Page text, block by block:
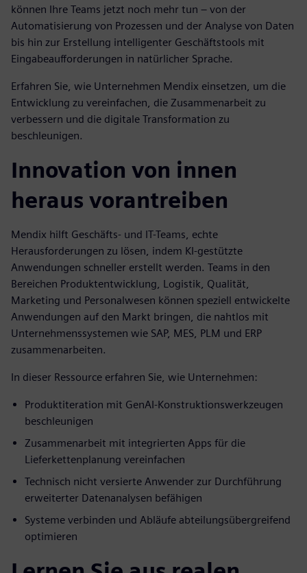
können Ihre Teams jetzt noch mehr tun – von der
Automatisierung von Prozessen und der Analyse von Daten
bis hin zur Erstellung intelligenter Geschäftstools mit
Eingabeaufforderungen in natürlicher Sprache.
Erfahren Sie, wie Unternehmen Mendix einsetzen, um die
Entwicklung zu vereinfachen, die Zusammenarbeit zu
verbessern und die digitale Transformation zu
beschleunigen.
Innovation von innen
heraus vorantreiben
Mendix hilft Geschäfts- und IT-Teams, echte
Herausforderungen zu lösen, indem KI-gestützte
Anwendungen schneller erstellt werden. Teams in den
Bereichen Produktentwicklung, Logistik, Qualität,
Marketing und Personalwesen können speziell entwickelte
Anwendungen auf den Markt bringen, die nahtlos mit
Unternehmenssystemen wie SAP, MES, PLM und ERP
zusammenarbeiten.
In dieser Ressource erfahren Sie, wie Unternehmen:
Produktiteration mit GenAI-Konstruktionswerkzeugen
beschleunigen
Zusammenarbeit mit integrierten Apps für die
Lieferkettenplanung vereinfachen
Technisch nicht versierte Anwender zur Durchführung
erweiterter Datenanalysen befähigen
Systeme verbinden und Abläufe abteilungsübergreifend
optimieren